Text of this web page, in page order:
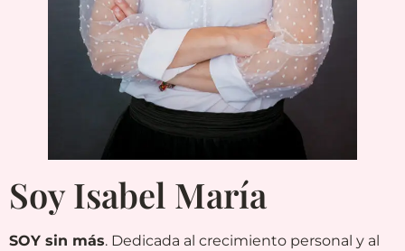
Soy Isabel María
SOY sin más. Dedicada al crecimiento personal y al